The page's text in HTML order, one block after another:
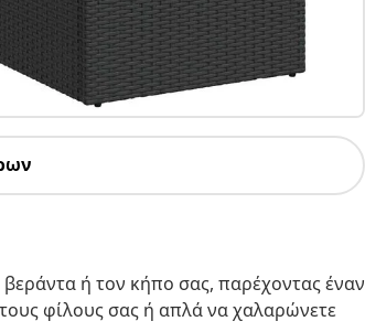
ή τον κήπο σας, παρέχοντας έναν
τους φίλους σας ή απλά να χαλαρώνετε